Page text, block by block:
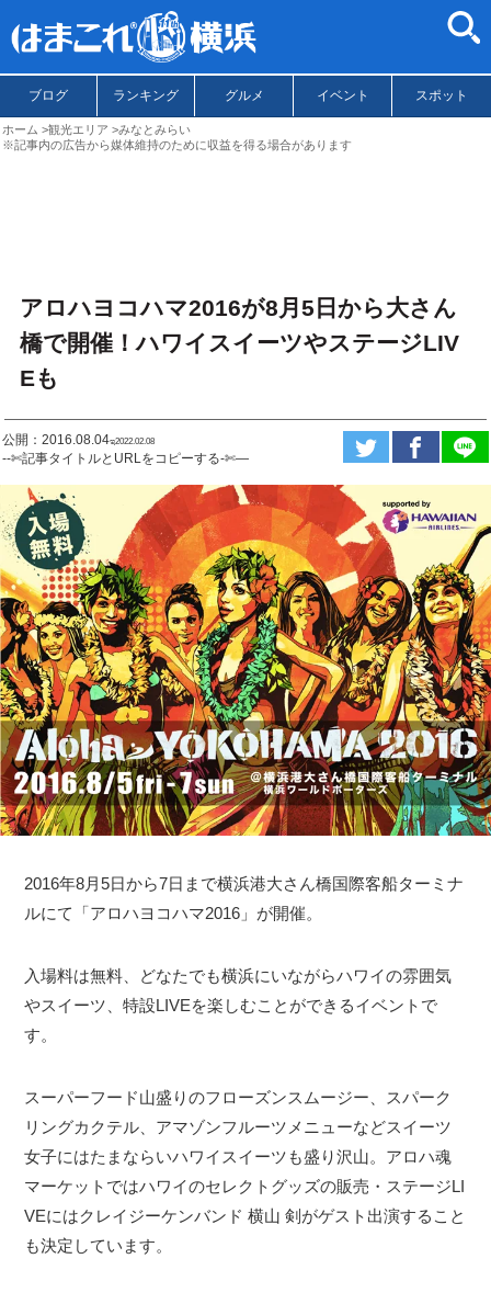
ブログ ランキング グルメ イベント スポット
ホーム 観光エリア
みなとみらい
※記事内の広告から媒体維持のために収益を得る場合があります
アロハヨコハマ2016が8月5日から大さん
橋で開催！ハワイスイーツやステージLIV
Eも
公開：2016.08.04ಇ2022.02.08
--✄記事タイトルとURLをコピーする-✄—
2016年8月5日から7日まで横浜港大さん橋国際客船ターミナ
ルにて「アロハヨコハマ2016」が開催。
入場料は無料、どなたでも横浜にいながらハワイの雰囲気
やスイーツ、特設LIVEを楽しむことができるイベントで
す。
スーパーフード山盛りのフローズンスムージー、スパーク
リングカクテル、アマゾンフルーツメニューなどスイーツ
女子にはたまならいハワイスイーツも盛り沢山。アロハ魂
マーケットではハワイのセレクトグッズの販売・ステージLI
VEにはクレイジーケンバンド 横山 剣がゲスト出演すること
も決定しています。